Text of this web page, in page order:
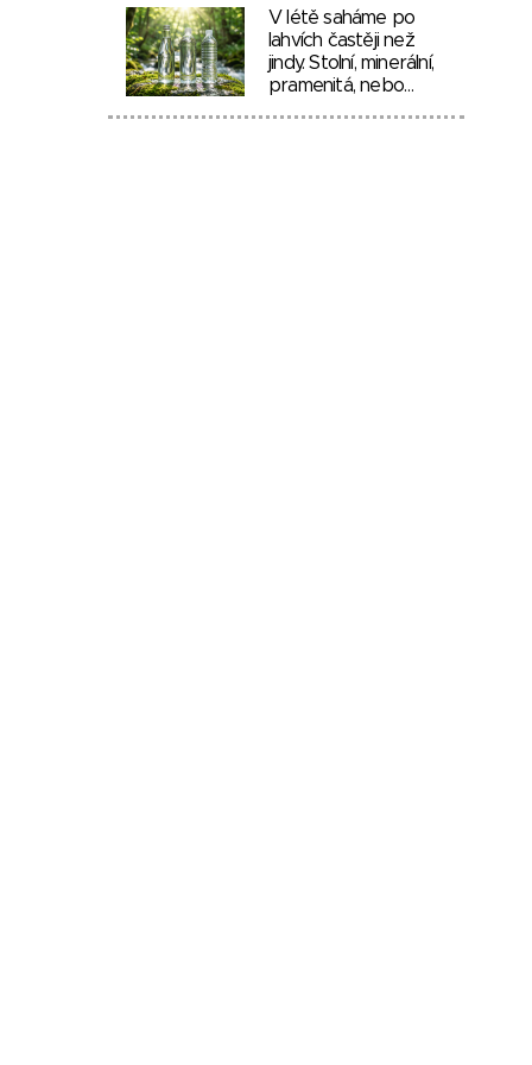
V létě saháme po
lahvích častěji než
jindy. Stolní, minerální,
pramenitá, nebo…